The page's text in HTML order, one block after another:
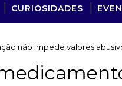
CURIOSIDADES
não impede valores